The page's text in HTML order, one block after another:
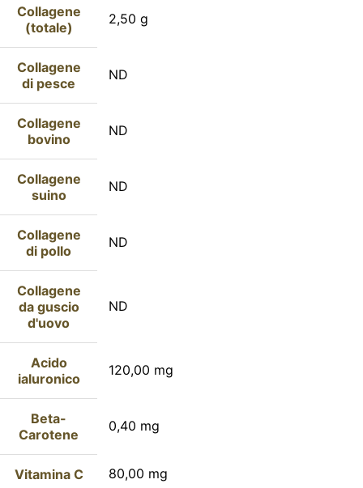
Collagene
(totale)
2,50 g
Collagene
di pesce
ND
Collagene
bovino
ND
Collagene
suino
ND
Collagene
di pollo
ND
Collagene
da guscio
d'uovo
ND
Acido
ialuronico
120,00 mg
Beta-
Carotene
0,40 mg
Vitamina C 80,00 mg